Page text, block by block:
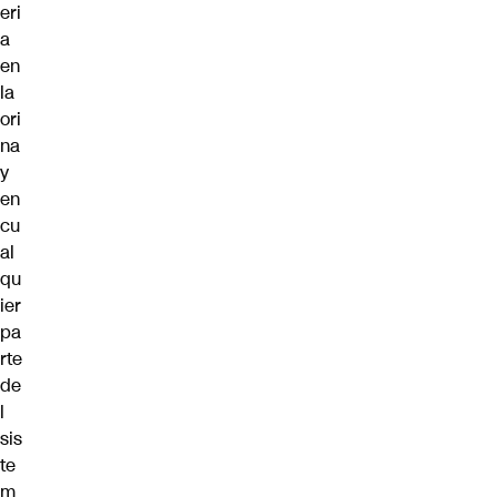
eri
a
en
la
ori
na
y
en
cu
al
qu
ier
pa
rte
de
l
sis
te
m